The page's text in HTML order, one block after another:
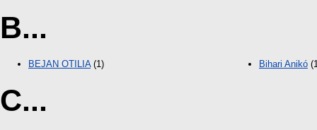
B...
BEJAN OTILIA(1) Bihari Anikó
C...